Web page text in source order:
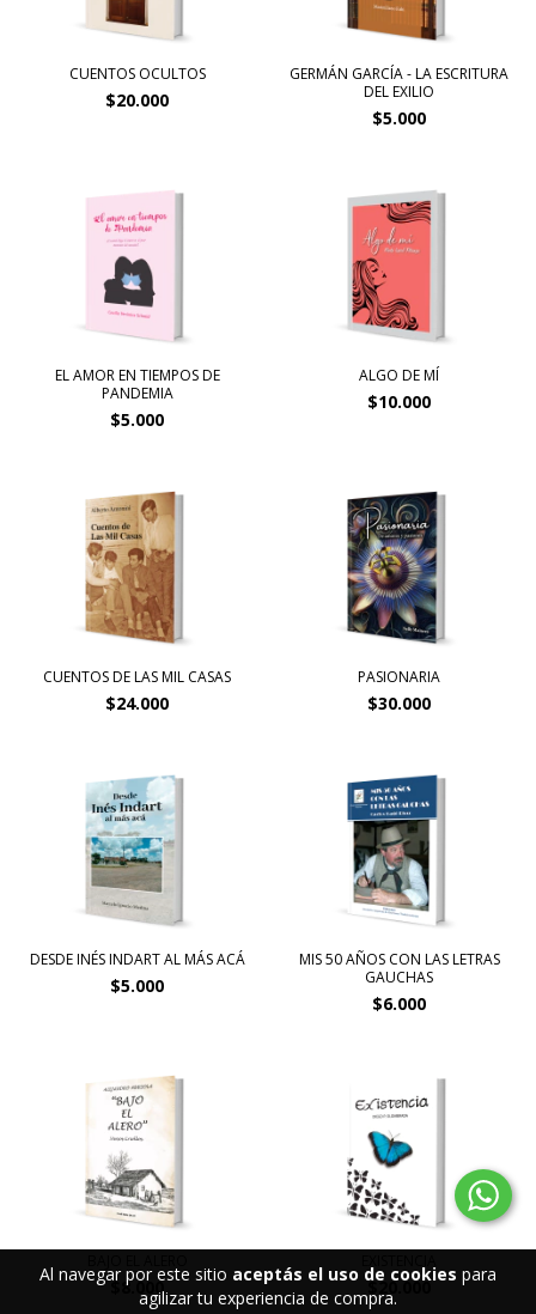
Al navegar por este sitio aceptás el uso de cookies para
agilizar tu experiencia de compra.
CUENTOS OCULTOS
$20.000
GERMÁN GARCÍA - LA ESCRITURA
DEL EXILIO
$5.000
EL AMOR EN TIEMPOS DE
PANDEMIA
$5.000
ALGO DE MÍ
$10.000
CUENTOS DE LAS MIL CASAS
$24.000
PASIONARIA
$30.000
DESDE INÉS INDART AL MÁS ACÁ
$5.000
MIS 50 AÑOS CON LAS LETRAS
GAUCHAS
$6.000
$8.000 $20.000